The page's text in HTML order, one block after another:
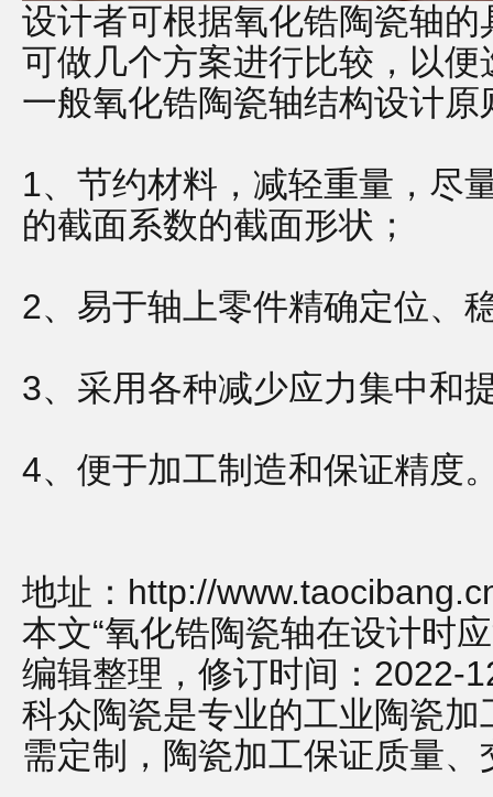
设计者可根据氧化锆陶瓷轴
可做几个方案进行比较，以
一般氧化锆陶瓷轴结构设计原
1、节约材料，减轻重量，尽
的截面系数的截面形状；
2、易于轴上零件精确定位、
3、采用各种减少应力集中和
4、便于加工制造和保证精度
地址： http://
本文“氧化锆陶瓷轴在设计时
编辑整理，修订时间：2022-
科众陶瓷是专业的工业陶瓷加
需定制， 陶瓷加工保证质量、